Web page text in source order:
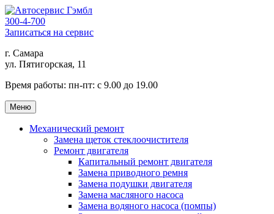
300-4-700
Записаться на сервис
г. Самара
ул. Пятигорская, 11
Время работы: пн-пт: с 9.00 до 19.00
Меню
Механический ремонт
Замена щеток стеклоочистителя
Ремонт двигателя
Капитальный ремонт двигателя
Замена приводного ремня
Замена подушки двигателя
Замена масляного насоса
Замена водяного насоса (помпы)